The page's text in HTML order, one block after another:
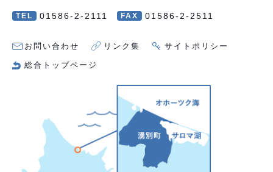
TEL 01586-2-2111 FAX 01586-2-2511
お問い合わせ リンク集 サイトポリシー
総合トップページ